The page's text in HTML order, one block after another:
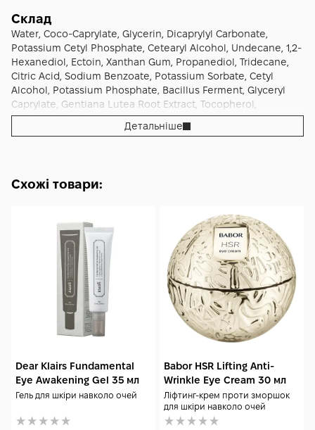
періоди підвищеної сухості повітря або після перельоту
можна додати ще пів порції на зовнішні кутики як
швидкий доглядовий компрес. Регулярність важливіша за
кількість: саме дисципліноване щоденне застосування
робить Grown Alchemist Hydra‑Restore Eye Serum 15 мл
вашим надійним інструментом м’якої пружності, рівного
відблиску та стабільного комфорту делікатної зони
навколо очей у будь‑який сезон.
Склад
Water, Coco-Caprylate, Glycerin, Dicaprylyl Carbonate,
Potassium Cetyl Phosphate, Cetearyl Alcohol, Undecane, 1,2-
Hexanediol, Ectoin, Xanthan Gum, Propanediol, Tridecane,
Citric Acid, Sodium Benzoate, Potassium Sorbate, Cetyl
Alcohol, Potassium Phosphate, Bacillus Ferment, Glyceryl
Caprylate, Gentiana Lutea Root Extract, Tocopherol,
Hyaluronic Acid.
Детальніше
Схожі товари:
Dear Klairs Fundamental
Eye Awakening Gel 35 мл
Гель для шкіри навколо очей
Babor HSR Lifting Anti-
Wrinkle Eye Cream 30 мл
Ліфтинг-крем проти зморшок
для шкіри навколо очей